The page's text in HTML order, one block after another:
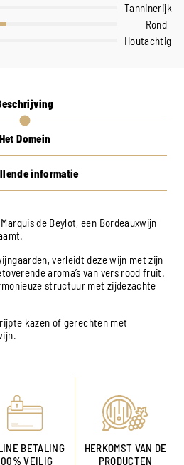
Tanninerijk
Rond
Houtachtig
Het Domein
informatie
de Beylot, een Bordeauxwijn
verleidt deze wijn met zijn
aroma’s van vers rood fruit.
structuur met zijdezachte
kazen of gerechten met
BETALING
VEILIG
HERKOMST VAN DE
PRODUCTEN